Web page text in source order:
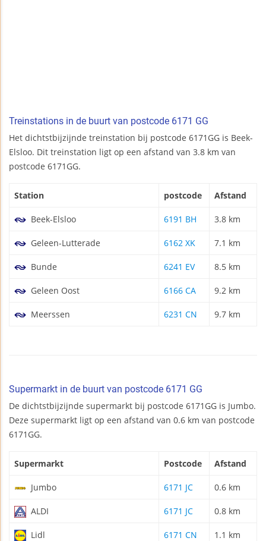
Treinstations in de buurt van postcode 6171 GG
Het dichtstbijzijnde treinstation bij postcode 6171GG is Beek-
Elsloo. Dit treinstation ligt op een afstand van 3.8 km van
postcode 6171GG.
Station postcode Afstand
Beek-Elsloo 6191 BH 3.8 km
Geleen-Lutterade 6162 XK 7.1 km
Bunde 6241 EV 8.5 km
Geleen Oost 6166 CA 9.2 km
Meerssen 6231 CN 9.7 km
Supermarkt in de buurt van postcode 6171 GG
De dichtstbijzijnde supermarkt bij postcode 6171GG is Jumbo.
Deze supermarkt ligt op een afstand van 0.6 km van postcode
6171GG.
Supermarkt Postcode Afstand
Jumbo 6171 JC 0.6 km
ALDI 6171 JC 0.8 km
Lidl 6171 CN 1.1 km